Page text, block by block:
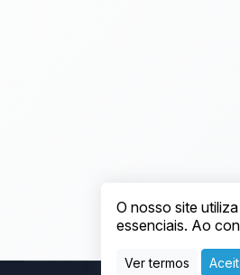
O nosso site
essenciais. Ao
Ver termos